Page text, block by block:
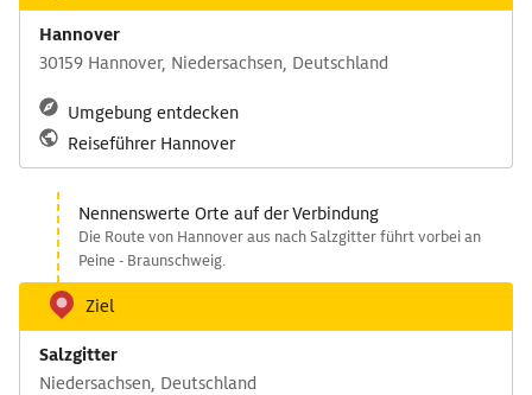
Hannover
30159 Hannover, Niedersachsen, Deutschland
Umgebung entdecken
Reiseführer Hannover
Nennenswerte Orte auf der Verbindung
Die Route von Hannover aus nach Salzgitter führt vorbei an
Peine - Braunschweig.
Ziel
Salzgitter
Niedersachsen, Deutschland